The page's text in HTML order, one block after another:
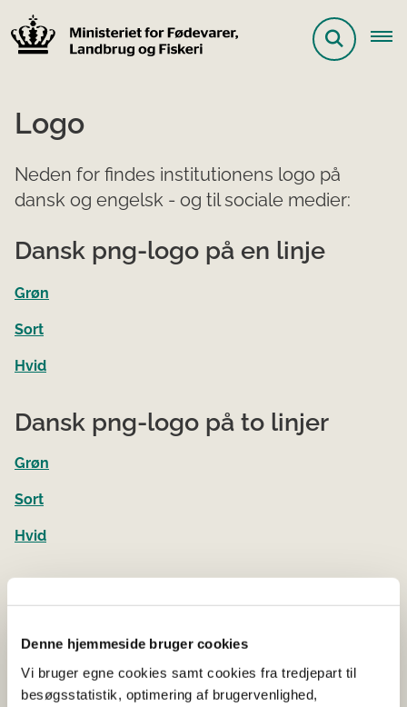
Denne hjemmeside bruger cookies
Vi bruger egne cookies samt cookies fra tredjepart til
besøgsstatistik, optimering af brugervenlighed,
Logo
Neden for findes institutionens logo på
dansk og engelsk - og til sociale medier:
Dansk png-logo på en linje
Grøn
Sort
Hvid
Dansk png-logo på to linjer
Grøn
Sort
Hvid
Sort